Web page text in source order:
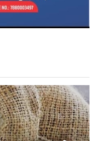
खुशबू, मन मोह